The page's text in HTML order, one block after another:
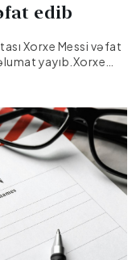
edib
Xorxe Messi vəfat
yayıb.Xorxe
yaşında dünyasını
problem yarandığı